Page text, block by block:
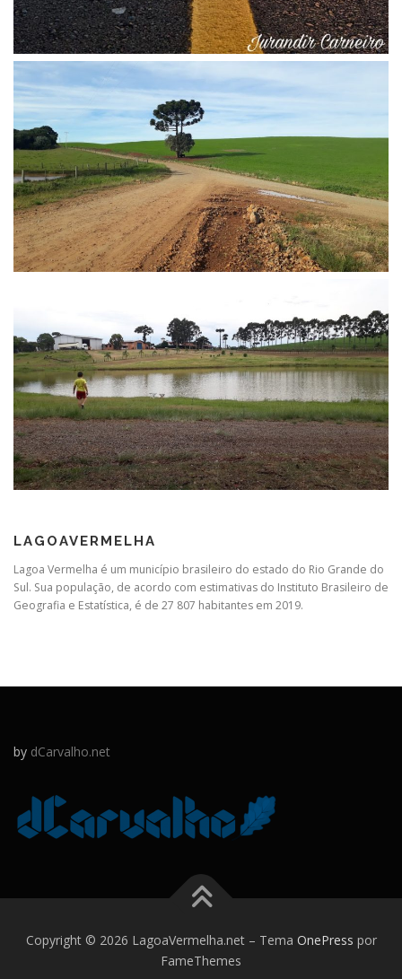
LAGOAVERMELHA
Lagoa Vermelha é um município brasileiro do estado do Rio Grande do
Sul. Sua população, de acordo com estimativas do Instituto Brasileiro de
Geografia e Estatística, é de 27 807 habitantes em 2019.
by dCarvalho.net
Copyright © 2026 LagoaVermelha.net – Tema OnePress por
FameThemes